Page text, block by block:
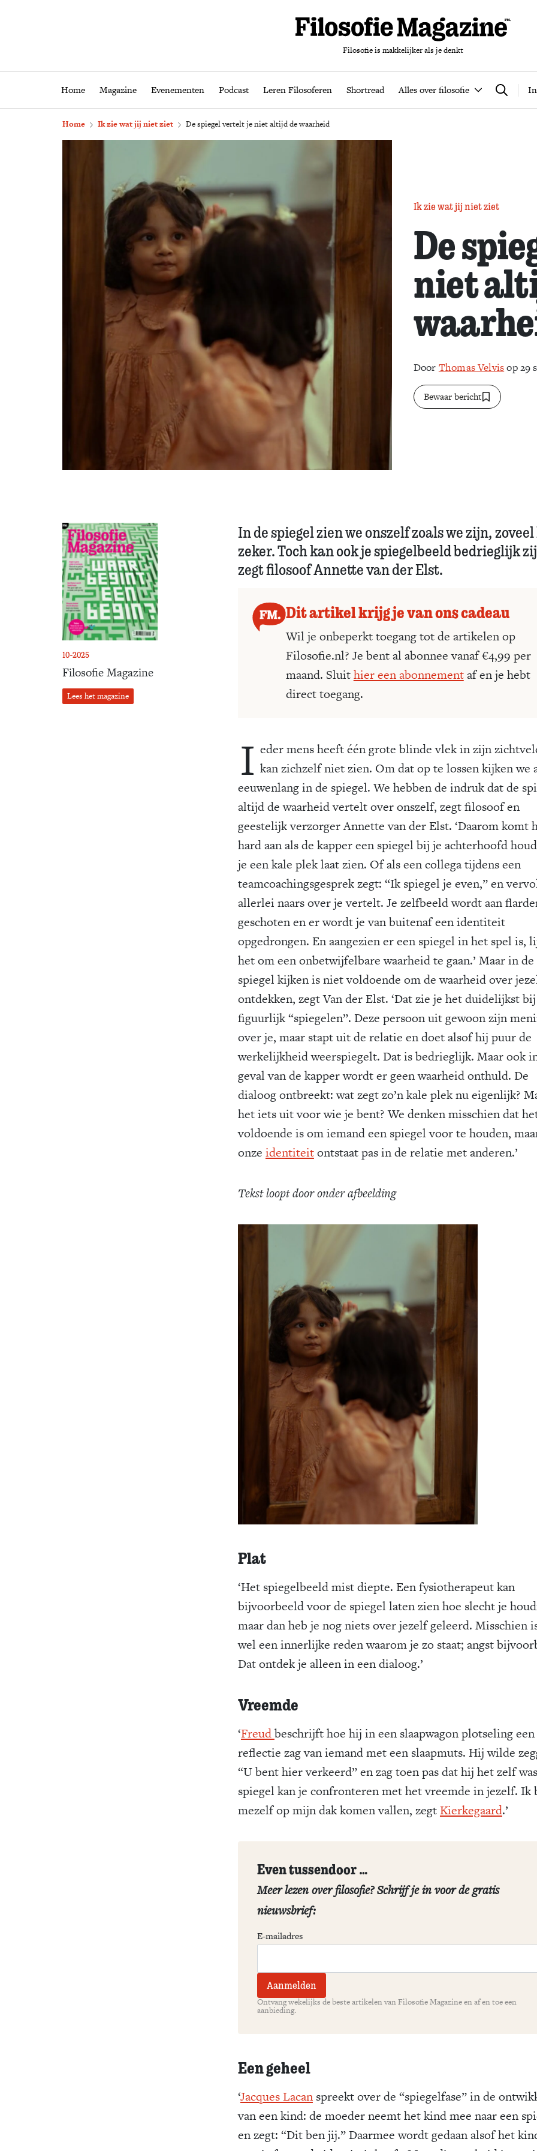
Filosofie is makkelijker als je denkt
Home Magazine Evenementen Podcast Leren Filosoferen Shortread Alles over filosofie Zoeken
Home Magazine Evenementen Podcast Leren Filosoferen Shortread Alles over
Home Ik zie wat jij niet ziet De spiegel vertelt je niet altijd de waarheid
Ik zie wat jij niet ziet
De
niet
Door Thomas Velvisop 29
Bewaar bericht
10-2025
Filosofie Magazine
Lees het magazine
In de spiegel zien we onszelf zoals we zijn,
zeker. Toch kan ook je spiegelbeeld bedrieglijk
zegt filosoof Annette van der Elst.
Dit artikel krijg je van ons cadeau
Wil je onbeperkt toegang tot de artikelen op
Filosofie.nl? Je bent al abonnee vanaf €4,99 per
maand. Sluithier een abonnementaf en je hebt
direct toegang.
I eder mens heeft één grote blinde vlek in zijn
kan zichzelf niet zien. Om dat op te lossen kijken we
eeuwenlang in de spiegel. We hebben de indruk dat de
altijd de waarheid vertelt over onszelf, zegt filosoof en
geestelijk verzorger Annette van der Elst. ‘Daarom komt
hard aan als de kapper een spiegel bij je achterhoofd
je een kale plek laat zien. Of als een collega tijdens een
teamcoachingsgesprek zegt: “Ik spiegel je even,” en
allerlei naars over je vertelt. Je zelfbeeld wordt aan
geschoten en er wordt je van buitenaf een identiteit
opgedrongen. En aangezien er een spiegel in het spel is,
het om een onbetwijfelbare waarheid te gaan.’ Maar in de
spiegel kijken is niet voldoende om de waarheid over
ontdekken, zegt Van der Elst. ‘Dat zie je het duidelijkst bij
figuurlijk “spiegelen”. Deze persoon uit gewoon zijn
over je, maar stapt uit de relatie en doet alsof hij puur de
werkelijkheid weerspiegelt. Dat is bedrieglijk. Maar ook
geval van de kapper wordt er geen waarheid onthuld. De
dialoog ontbreekt: wat zegt zo’n kale plek nu eigenlijk?
het iets uit voor wie je bent? We denken misschien dat
voldoende is om iemand een spiegel voor te houden,
onze identiteitontstaat pas in de relatie met anderen.’
Tekst loopt door onder afbeelding
Plat
‘Het spiegelbeeld mist diepte. Een fysiotherapeut kan
bijvoorbeeld voor de spiegel laten zien hoe slecht je
maar dan heb je nog niets over jezelf geleerd. Misschien
wel een innerlijke reden waarom je zo staat; angst
Dat ontdek je alleen in een dialoog.’
Vreemde
‘Freudbeschrijft hoe hij in een slaapwagon plotseling een
reflectie zag van iemand met een slaapmuts. Hij wilde
“U bent hier verkeerd” en zag toen pas dat hij het zelf
spiegel kan je confronteren met het vreemde in jezelf. Ik
mezelf op mijn dak komen vallen, zegt Kierkegaard.’
Even tussendoor …
Meer lezen over filosofie? Schrijf je in voor de gratis
nieuwsbrief:
E-mailadres
Ontvang wekelijks de beste artikelen van Filosofie Magazine en af en toe een
aanbieding.
Een geheel
‘Jacques Lacanspreekt over de “spiegelfase” in de
van een kind: de moeder neemt het kind mee naar een
en zegt: “Dit ben jij.” Daarmee wordt gedaan alsof het